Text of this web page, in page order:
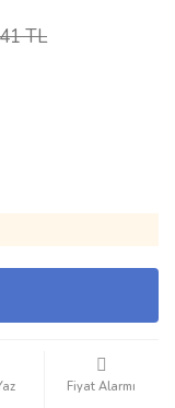
TL
Fiyat Alarmı